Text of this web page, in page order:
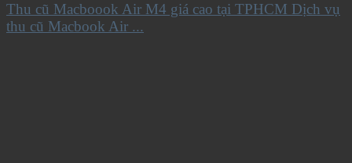
Thu cũ Macboook Air M4 giá cao tại TPHCM Dịch vụ
thu cũ Macbook Air ...